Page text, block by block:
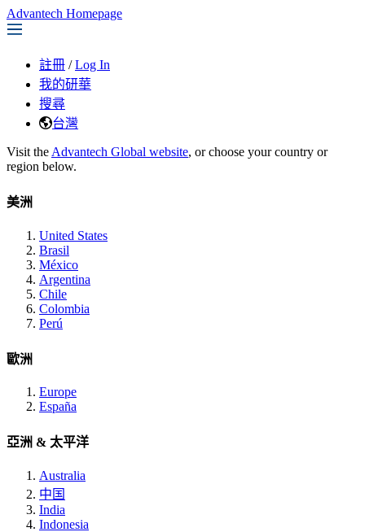
Advantech Homepage
註冊 / Log In
我的研華
搜尋
台灣
Visit the Advantech Global website, or choose your country or
region below.
美洲
United States
Brasil
México
Argentina
Chile
Colombia
Perú
歐洲
Europe
España
亞洲 & 太平洋
Australia
中国
India
Indonesia